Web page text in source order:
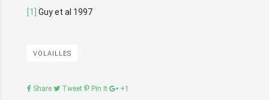
[1] Guy et al 1997
VOLAILLES
Share Tweet Pin It +1